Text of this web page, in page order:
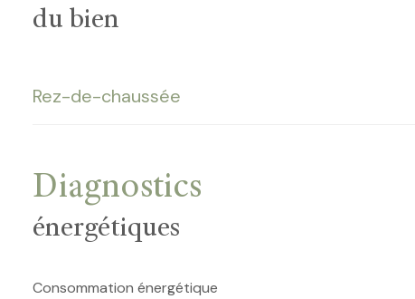
du bien
Rez-de-chaussée
Diagnostics
énergétiques
Consommation énergétique